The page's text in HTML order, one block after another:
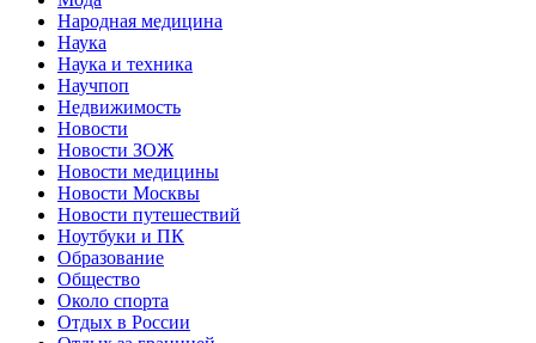
Народная медицина
Наука
Наука и техника
Научпоп
Недвижимость
Новости
Новости ЗОЖ
Новости медицины
Новости Москвы
Новости путешествий
Ноутбуки и ПК
Образование
Общество
Около спорта
Отдых в России